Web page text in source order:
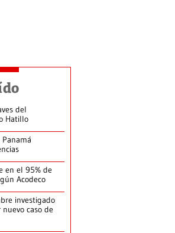
del
Hatillo
en el 95% de
Acodeco
investigado
caso de